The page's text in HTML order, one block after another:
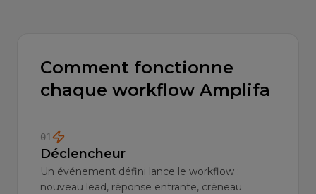
Comment fonctionne
chaque workflow Amplifa
01
Déclencheur
Un événement défini lance le workflow :
nouveau lead, réponse entrante, créneau